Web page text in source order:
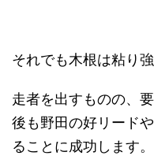
それでも木根は粘り
走者を出すものの、
後も野田の好リード
ることに成功します。